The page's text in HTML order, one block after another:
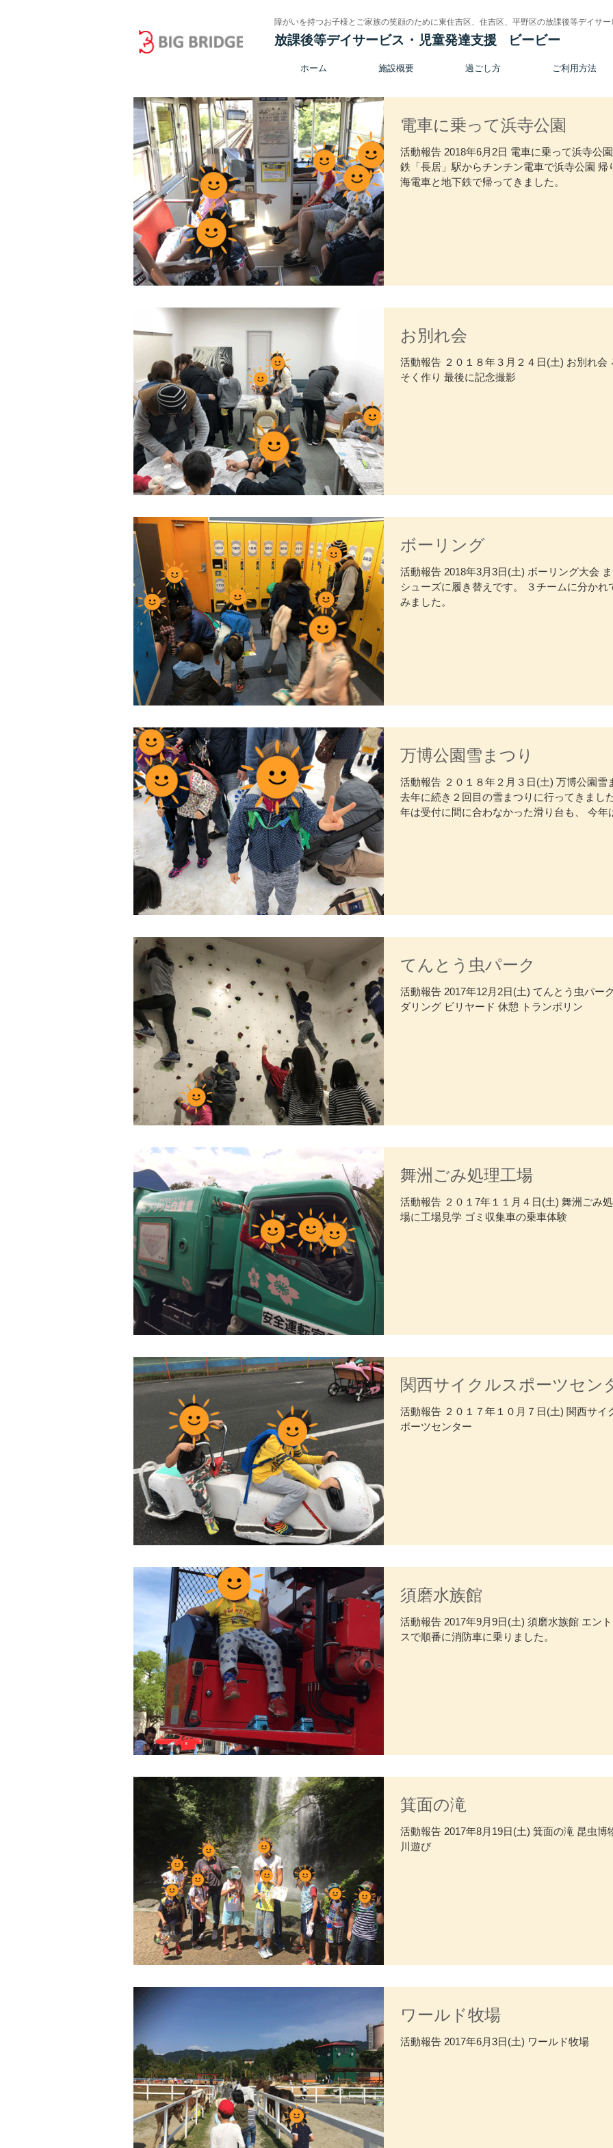
障がいを持つお子様とご家族の笑顔のために東住吉区、住吉区、平野区の放課後等デイサ
放課後等デイサービス ・ 児童発達支援 ビービー
ホーム 施設概要 過ごし方 ご利用方法
電車に乗って浜寺公園
活動報告 2018年6月2日 電車に乗って浜寺公
鉄「長居」駅からチンチン電車で浜寺公園 帰
海電車と地下鉄で帰ってきました。
お別れ会
活動報告 ２０１８年３月２４日(土) お別れ会
そく作り 最後に記念撮影
ボーリング
活動報告 2018年3月3日(土) ボーリング大会
シューズに履き替えです。 ３チームに分かれ
みました。
万博公園雪まつり
活動報告 ２０１８年２月３日(土) 万博公園雪
去年に続き２回目の雪まつりに行ってきまし
年は受付に間に合わなかった滑り台も、 今年
てんとう虫パーク
活動報告 2017年12月2日(土) てんとう虫パー
ダリング ビリヤード 休憩 トランポリン
舞洲ごみ処理工場
活動報告 ２０１7年１１月４日(土) 舞洲ごみ
場に工場見学 ゴミ収集車の乗車体験
関西サイクルスポーツセン
活動報告 ２０１７年１０月７日(土) 関西サイ
ポーツセンター
須磨水族館
活動報告 2017年9月9日(土) 須磨水族館 エン
スで順番に消防車に乗りました。
箕面の滝
活動報告 2017年8月19日(土) 箕面の滝 昆虫博
川遊び
ワールド牧場
活動報告 2017年6月3日(土) ワールド牧場